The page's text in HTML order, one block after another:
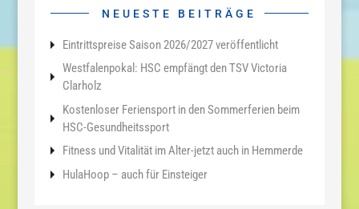
NEUESTE BEITRÄGE
Eintrittspreise Saison 2026/2027 veröffentlicht
Westfalenpokal: HSC empfängt den TSV Victoria
Clarholz
Kostenloser Feriensport in den Sommerferien beim
HSC-Gesundheitssport
Fitness und Vitalität im Alter-jetzt auch in Hemmerde
HulaHoop – auch für Einsteiger